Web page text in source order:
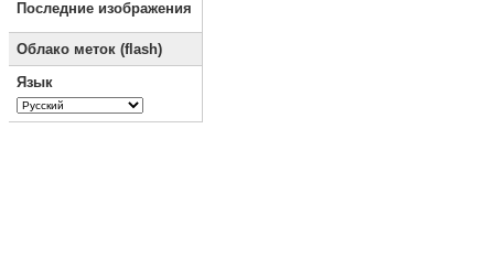
Последние изображения
Облако меток (flash)
Язык